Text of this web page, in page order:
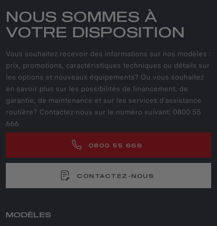
NOUS SOMMES À
VOTRE DISPOSITION
Vous souhaitez recevoir des informations sur nos modèles :
prix, promotions, caractéristiques techniques ou détails sur
les options et nouveaux équipements? Ou vous souhaitez
en savoir plus sur les possibilités de financement, de
garantie, de maintenance et sur les services d'assistance
routière? Contactez-nous sur le numéro suivant: 0800 55
666
0800 55 666
CONTACTEZ-NOUS
MODÈLES